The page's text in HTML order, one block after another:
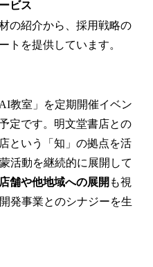
ビス
の紹介から、採用戦略の
トを提供しています。
教室」を定期開催イベン
定です。明文堂書店との
という「知」の拠点を活
活動を継続的に展開して
舗や他地域への展開 も視
発事業とのシナジーを生